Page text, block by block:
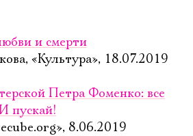
и смерти
«Культура», 18.07.2019
Петра Фоменко: все
пускай!
8.06.2019